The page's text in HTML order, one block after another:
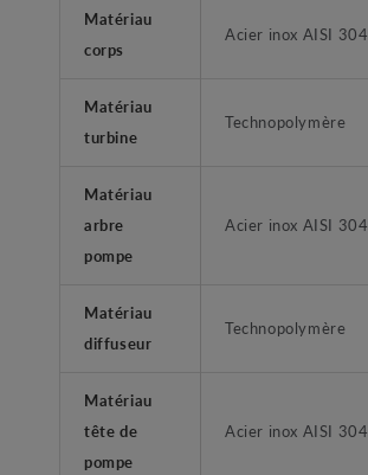
Matériau
corps
Acier inox AISI 304
Matériau
turbine
Technopolymère
Matériau
arbre
pompe
Acier inox AISI 304
Matériau
diffuseur
Technopolymère
Matériau
tête de
pompe
Acier inox AISI 304